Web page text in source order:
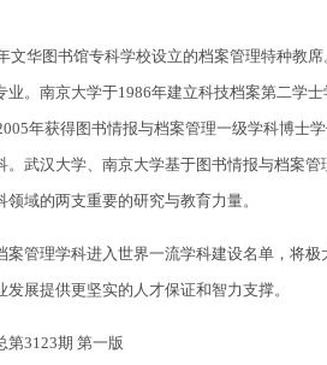
华图书馆专科学校设立的档案管理特种教席
。南京大学于1986年建立科技档案第二学
年获得图书情报与档案管理一级学科博士
武汉大学、南京大学基于图书情报与档案
域的两支重要的研究与教育力量。
理学科进入世界一流学科建设名单，将极
展提供更坚实的人才保证和智力支撑。
3123期 第一版